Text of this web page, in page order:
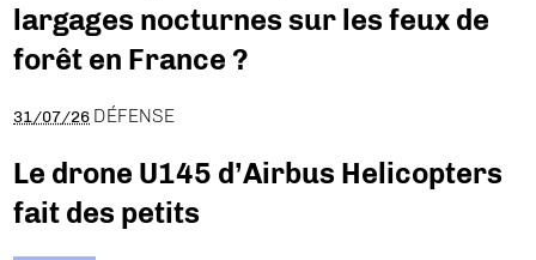
largages nocturnes sur les feux de
forêt en France ?
31/07/26 DÉFENSE
Le drone U145 d’Airbus Helicopters
fait des petits